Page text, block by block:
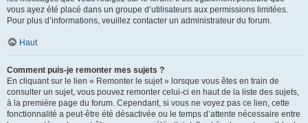
vous ayez été placé dans un groupe d’utilisateurs aux permissions limitées.
Pour plus d’informations, veuillez contacter un administrateur du forum.
Haut
Comment puis-je remonter mes sujets ?
En cliquant sur le lien « Remonter le sujet » lorsque vous êtes en train de
consulter un sujet, vous pouvez remonter celui-ci en haut de la liste des sujets,
à la première page du forum. Cependant, si vous ne voyez pas ce lien, cette
fonctionnalité a peut-être été désactivée ou le temps d’attente nécessaire entre